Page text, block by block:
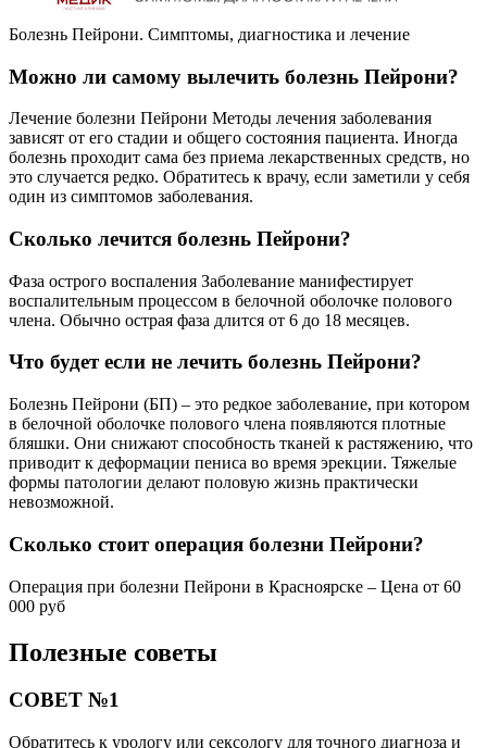
Болезнь Пейрони. Симптомы, диагностика и лечение
Можно ли самому вылечить болезнь Пейрони?
Лечение болезни Пейрони Методы лечения заболевания
зависят от его стадии и общего состояния пациента. Иногда
болезнь проходит сама без приема лекарственных средств, но
это случается редко. Обратитесь к врачу, если заметили у себя
один из симптомов заболевания.
Сколько лечится болезнь Пейрони?
Фаза острого воспаления Заболевание манифестирует
воспалительным процессом в белочной оболочке полового
члена. Обычно острая фаза длится от 6 до 18 месяцев.
Что будет если не лечить болезнь Пейрони?
Болезнь Пейрони (БП) – это редкое заболевание, при котором
в белочной оболочке полового члена появляются плотные
бляшки. Они снижают способность тканей к растяжению, что
приводит к деформации пениса во время эрекции. Тяжелые
формы патологии делают половую жизнь практически
невозможной.
Сколько стоит операция болезни Пейрони?
Операция при болезни Пейрони в Красноярске – Цена от 60
000 руб
Полезные советы
СОВЕТ №1
Обратитесь к урологу или сексологу для точного диагноза и